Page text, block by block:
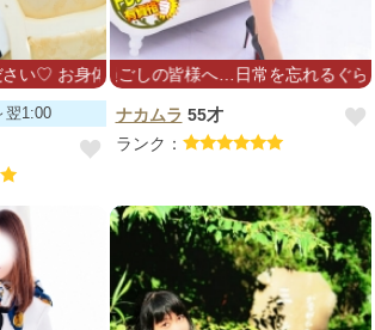
身体はもちろん、お気持ちまでほぐれますよ
翌1:00
をお過ごしの皆様へ…日常を忘れるぐらいの極
ナカムラ 55才
ランク：